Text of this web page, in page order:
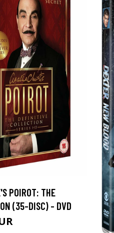
POIROT: THE
(35-DISC) - DVD